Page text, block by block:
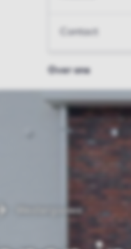
Contact
Over ons
Westergouwe